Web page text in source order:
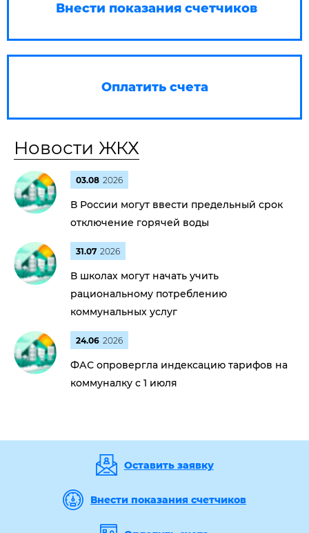
Внести показания счетчиков
Оплатить счета
Новости ЖКХ
03.08 2026
В России могут ввести предельный срок
отключение горячей воды
31.07 2026
В школах могут начать учить
рациональному потреблению
коммунальных услуг
24.06 2026
ФАС опровергла индексацию тарифов на
коммуналку с 1 июля
Оставить заявку
Внести показания счетчиков